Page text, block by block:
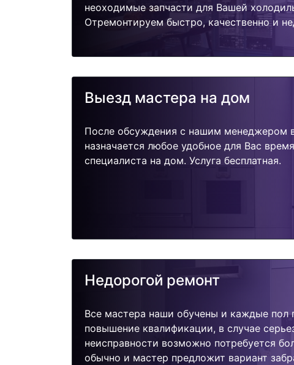
неоходимые запчасти для Вашей
Отремонтируем быстро, качественно и
Выезд мастера на дом
После обсуждения с нашим менеджером
назначается любое удобное для Вас
специалиста на дом. Услуга бесплатная.
Недорогой ремонт
Все мастера наши обучены и каждые пол
повышение квалификации, в случае
неисправности возможно потребуется
обычно и мастер предложит вариант